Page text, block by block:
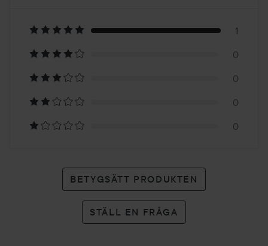
på
1
betyg
1
0
0
0
0
BETYGSÄTT PRODUKTEN
STÄLL EN FRÅGA